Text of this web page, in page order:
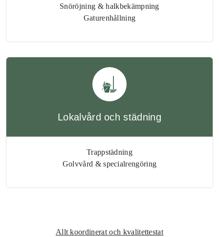
Snöröjning & halkbekämpning
Gaturenhållning
Lokalvård och städning
Trappstädning
Golvvård & specialrengöring
Allt koordinerat och kvalitettestat